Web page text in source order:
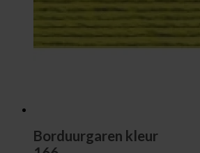
Borduurgaren kleur